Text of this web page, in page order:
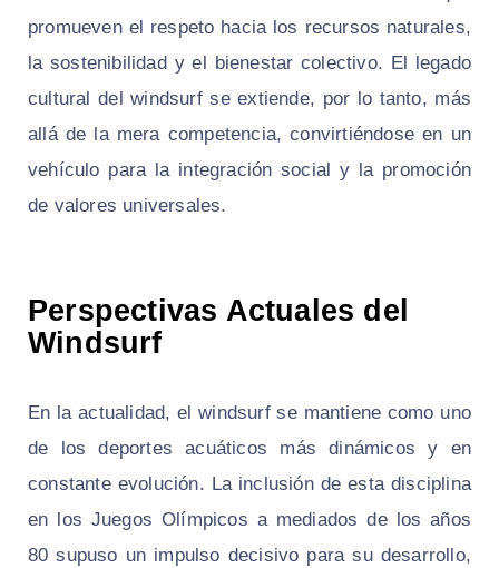
promueven el respeto hacia los recursos naturales,
la sostenibilidad y el bienestar colectivo. El legado
cultural del windsurf se extiende, por lo tanto, más
allá de la mera competencia, convirtiéndose en un
vehículo para la integración social y la promoción
de valores universales.
Perspectivas Actuales del
Windsurf
En la actualidad, el windsurf se mantiene como uno
de los deportes acuáticos más dinámicos y en
constante evolución. La inclusión de esta disciplina
en los Juegos Olímpicos a mediados de los años
80 supuso un impulso decisivo para su desarrollo,